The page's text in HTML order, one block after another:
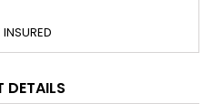
DETAILS